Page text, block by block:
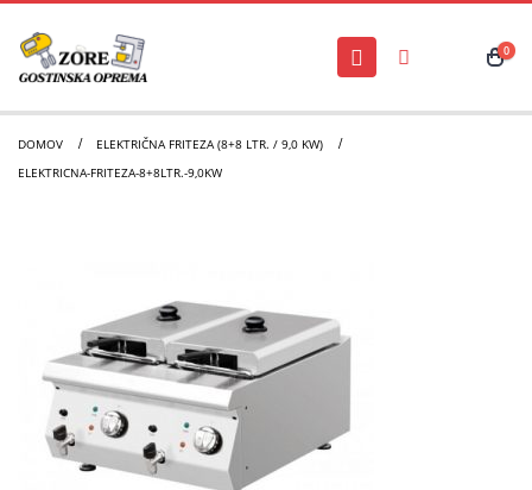
0
DOMOV
ELEKTRIČNA FRITEZA (8+8 LTR. / 9,0 KW)
ELEKTRICNA-FRITEZA-8+8LTR.-9,0KW